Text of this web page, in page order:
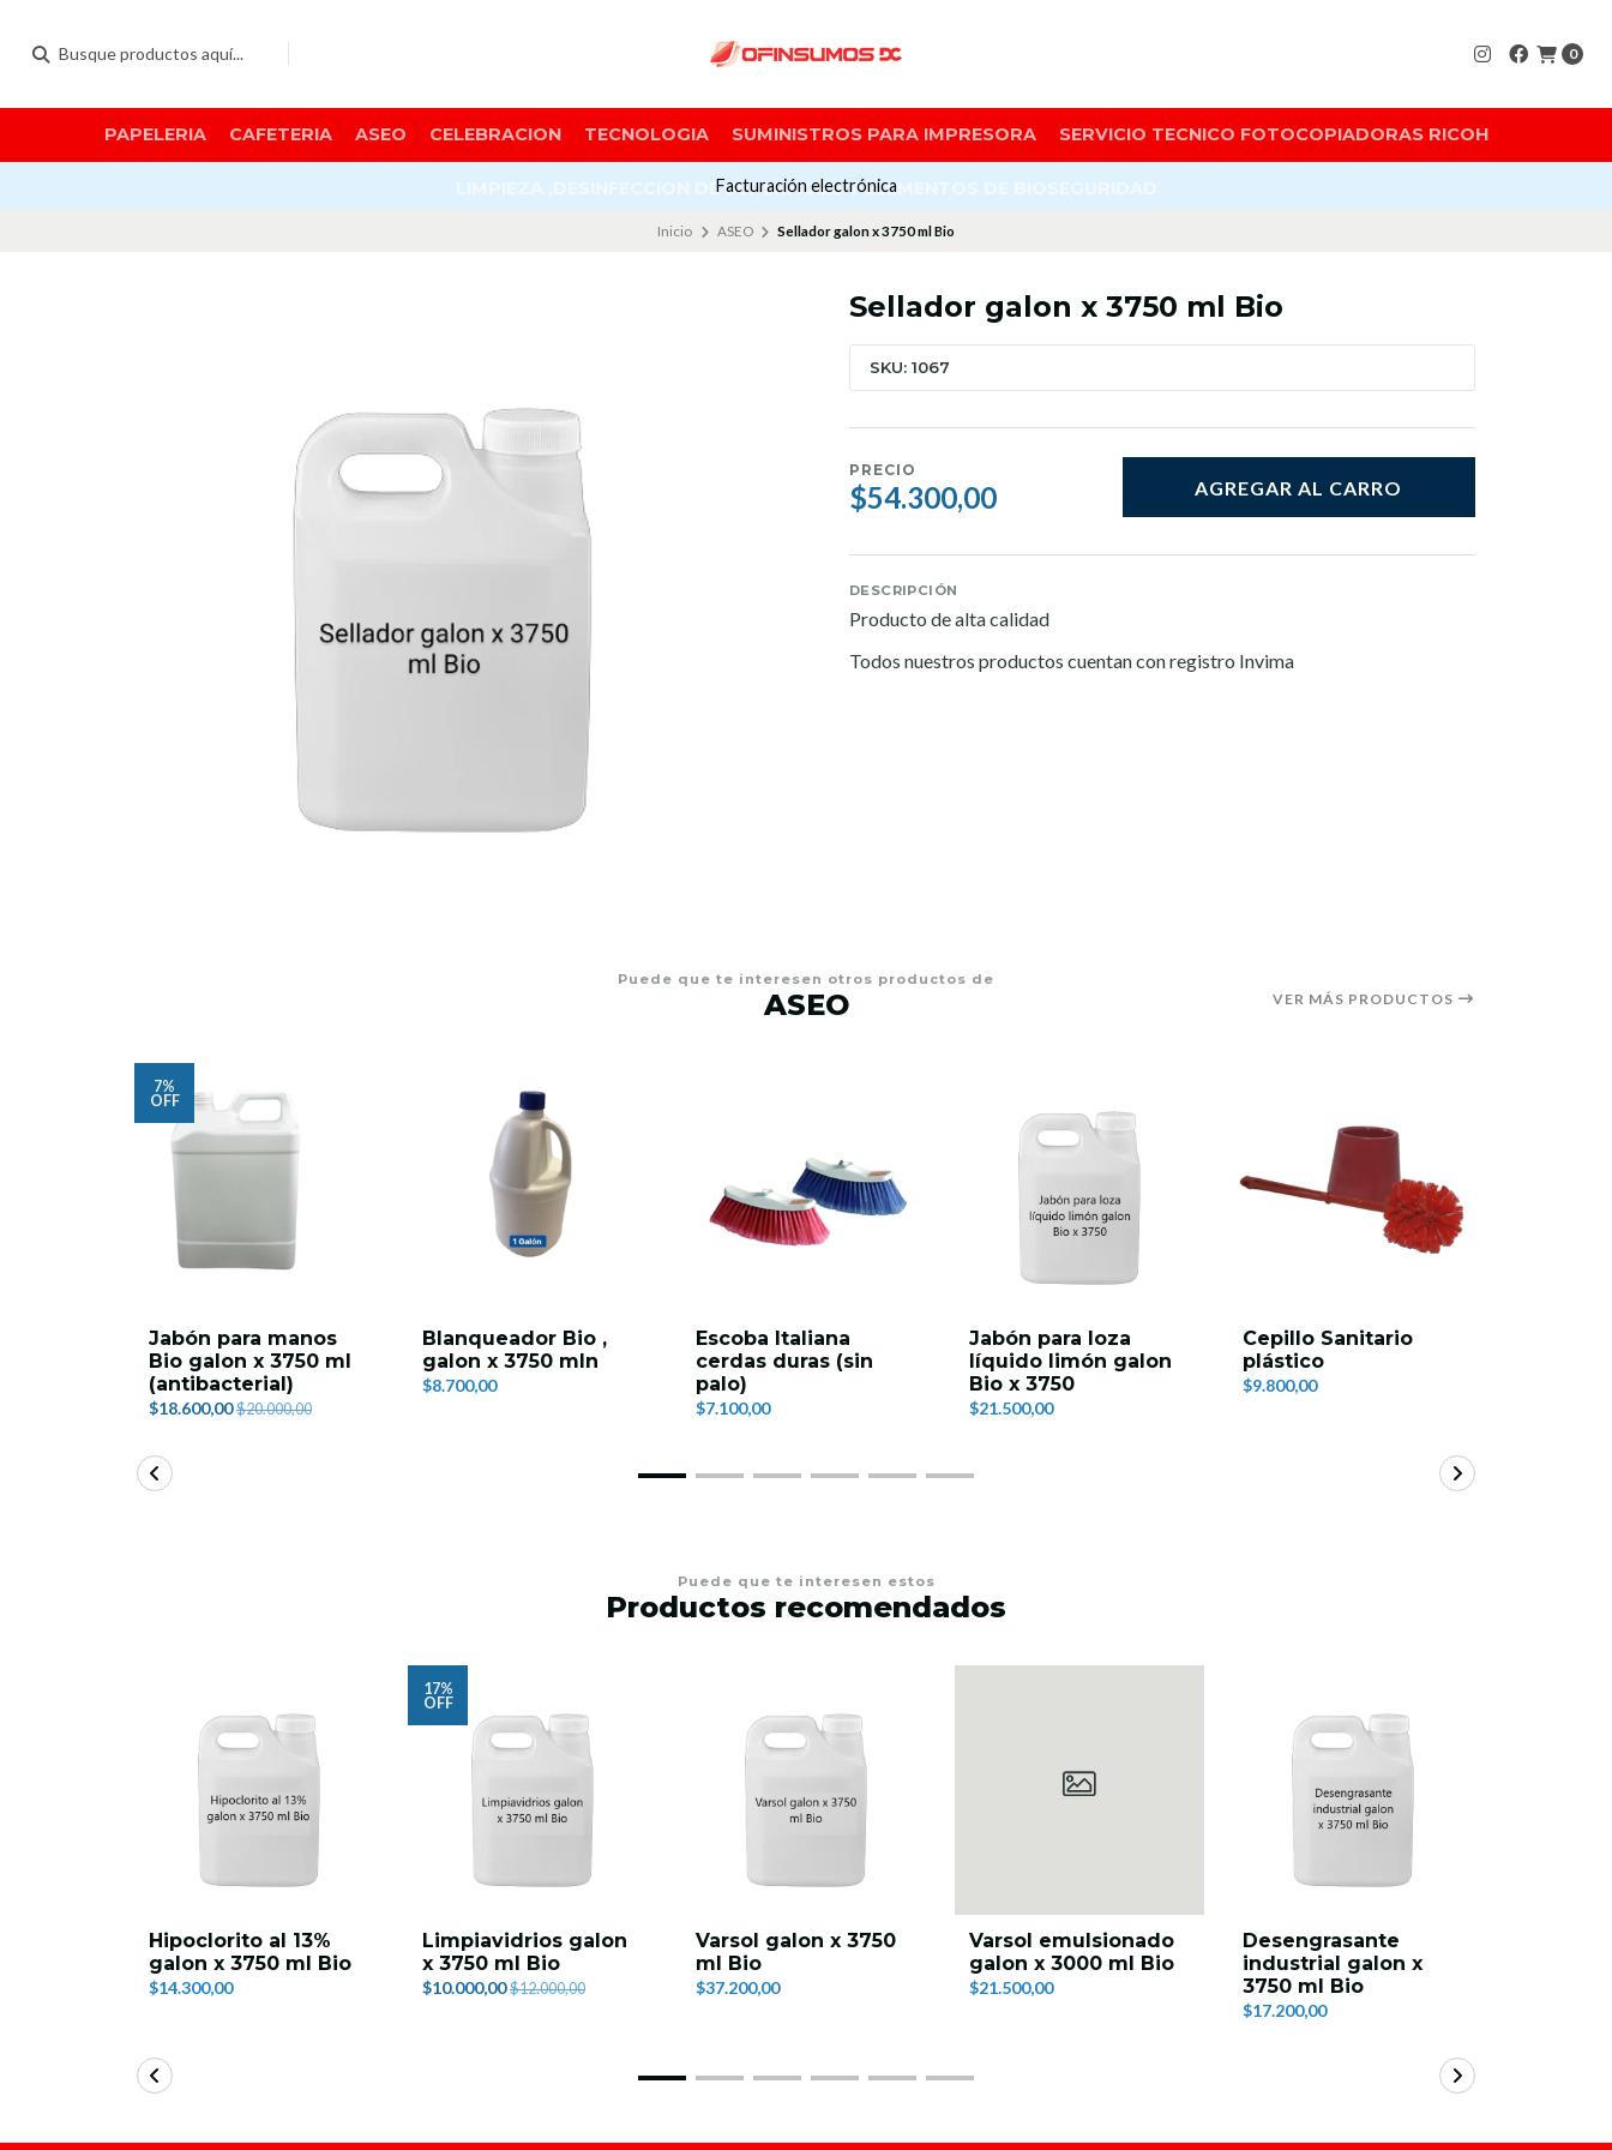
0
PAPELERIA CAFETERIA ASEO CELEBRACION TECNOLOGIA SUMINISTROS PARA IMPRESORA SERVICIO TECNICO FOTOCOPIADORAS RICOH
LIMPIEZA ,DESINFECCION DE SUPERFICIES Y ELEMENTOS DE BIOSEGURIDAD
Facturación electrónica
Inicio ASEO Sellador galon x 3750 ml Bio
Sellador galon x 3750 ml Bio
SKU: 1067
PRECIO
$54.300,00 AGREGAR AL CARRO
DESCRIPCIÓN
Producto de alta calidad
Todos nuestros productos cuentan con registro Invima
Puede que te interesen otros productos de
ASEO VER MÁS PRODUCTOS
7%
OFF
Jabón para manos
Bio galon x 3750 ml
(antibacterial)
$18.600,00 $20.000,00
Blanqueador Bio ,
galon x 3750 mln
$8.700,00
Escoba Italiana
cerdas duras (sin
palo)
$7.100,00
Jabón para loza
líquido limón galon
Bio x 3750
$21.500,00
Cepillo Sanitario
plástico
$9.800,00
Puede que te interesen estos
Productos recomendados
Hipoclorito al 13%
galon x 3750 ml Bio
$14.300,00
17%
OFF
Limpiavidrios galon
x 3750 ml Bio
$10.000,00 $12.000,00
Varsol galon x 3750
ml Bio
$37.200,00
Varsol emulsionado
galon x 3000 ml Bio
$21.500,00
Desengrasante
industrial galon x
3750 ml Bio
$17.200,00